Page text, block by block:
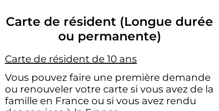
Carte de résident (Longue durée
ou permanente)
Carte de résident de 10 ans
Vous pouvez faire une première demande
ou renouveler votre carte si vous avez de la
famille en France ou si vous avez rendu